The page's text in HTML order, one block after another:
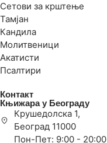
Сетови за крштење
Тамјан
Кандила
Молитвеници
Акатисти
Псалтири
Контакт
Књижара у Београду
Крушедолска 1,
Београд 11000
Пон-Пет: 9:00 - 20:00